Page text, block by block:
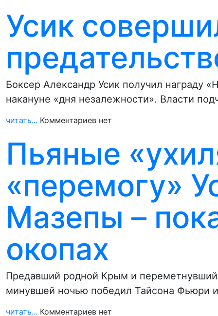
Усик
Боксер Александр Усик получил награду
накануне «дня незалежности». Власти
читать... Комментариев нет
Пьяные
«перемогу»
Мазепы –
окопах
Предавший родной Крым и
минувшей ночью победил Тайсона Фьюри
читать... Комментариев нет